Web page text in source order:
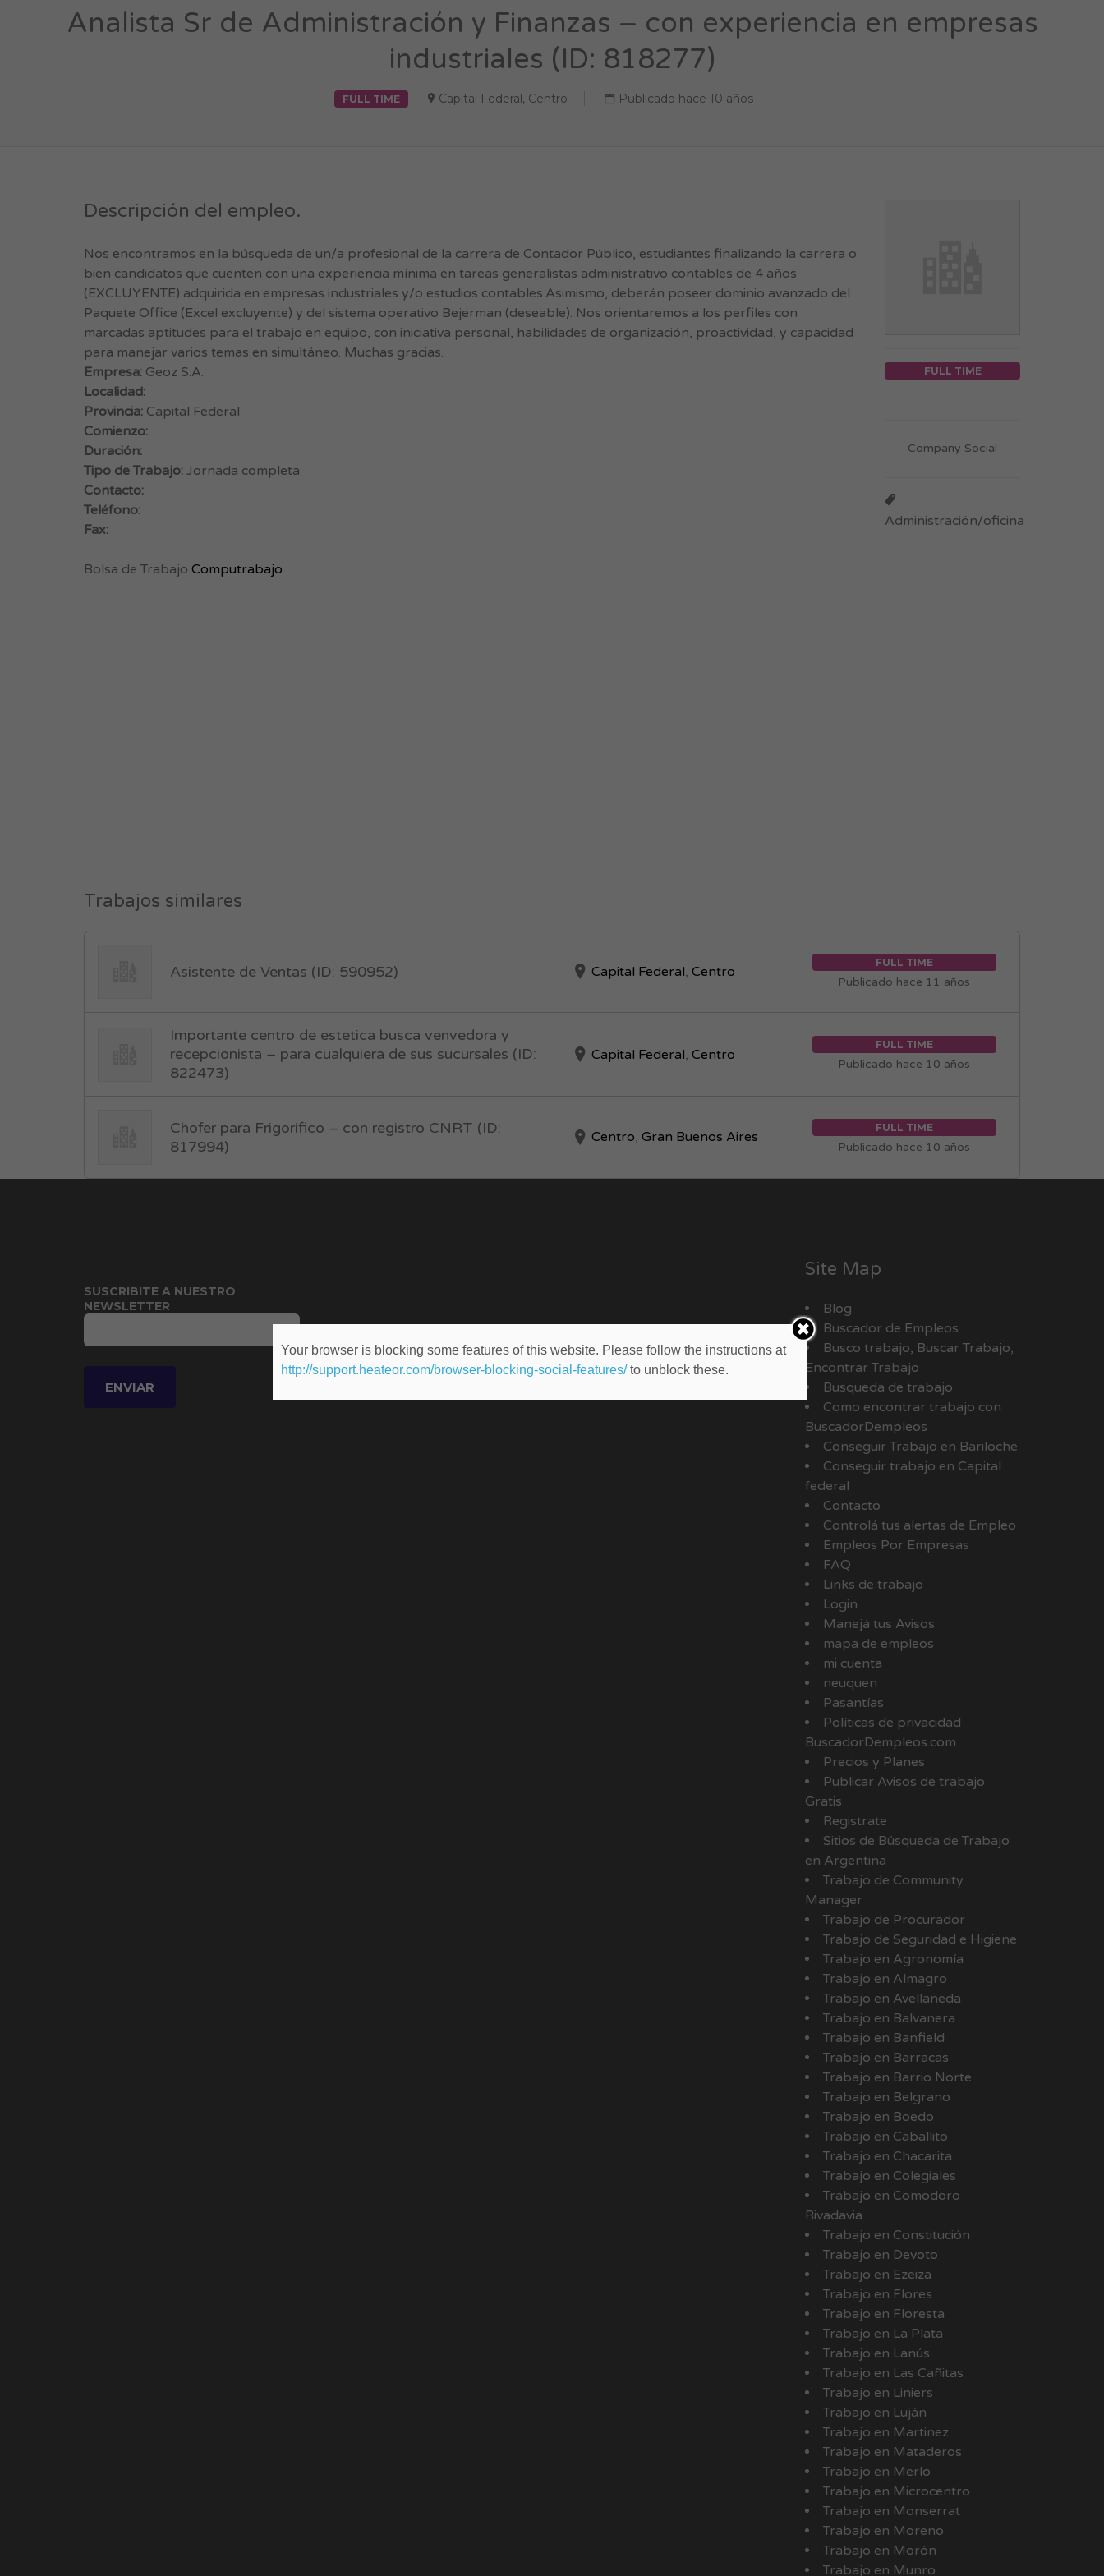
Analista Sr de Administración y Finanzas – con experiencia en empresas
industriales (ID: 818277)
FULL TIME Capital Federal, Centro Publicado hace 10 años
Descripción del empleo.
Nos encontramos en la búsqueda de un/a profesional de la carrera de Contador Público, estudiantes finalizando la carrera o
bien candidatos que cuenten con una experiencia mínima en tareas generalistas administrativo contables de 4 años
(EXCLUYENTE) adquirida en empresas industriales y/o estudios contables.Asimismo, deberán poseer dominio avanzado del
Paquete Office (Excel excluyente) y del sistema operativo Bejerman (deseable). Nos orientaremos a los perfiles con
marcadas aptitudes para el trabajo en equipo, con iniciativa personal, habilidades de organización, proactividad, y capacidad
para manejar varios temas en simultáneo. Muchas gracias.
Empresa: Geoz S.A.
Localidad:
Provincia: Capital Federal
Comienzo:
Duración:
Tipo de Trabajo: Jornada completa
Contacto:
Teléfono:
Fax:
Bolsa de Trabajo Computrabajo
FULL TIME
Company Social
Administración/oficina
Trabajos similares
Asistente de Ventas (ID: 590952) Capital Federal, Centro
FULL TIME
Publicado hace 11 años
Importante centro de estetica busca venvedora y
recepcionista – para cualquiera de sus sucursales (ID:
822473)
Capital Federal, Centro
FULL TIME
Publicado hace 10 años
Chofer para Frigorifico – con registro CNRT (ID:
817994)
Centro, Gran Buenos Aires
FULL TIME
Publicado hace 10 años
SUSCRIBITE A NUESTRO
NEWSLETTER
Site Map
Blog
Buscador de Empleos
Busco trabajo, Buscar Trabajo,
Encontrar Trabajo
Busqueda de trabajo
Como encontrar trabajo con
BuscadorDempleos
Conseguir Trabajo en Bariloche
Conseguir trabajo en Capital
federal
Contacto
Controlá tus alertas de Empleo
Empleos Por Empresas
FAQ
Links de trabajo
Login
Manejá tus Avisos
mapa de empleos
mi cuenta
neuquen
Pasantías
Políticas de privacidad
BuscadorDempleos.com
Precios y Planes
Publicar Avisos de trabajo
Gratis
Registrate
Sitios de Búsqueda de Trabajo
en Argentina
Trabajo de Community
Manager
Trabajo de Procurador
Trabajo de Seguridad e Higiene
Trabajo en Agronomía
Trabajo en Almagro
Trabajo en Avellaneda
Trabajo en Balvanera
Trabajo en Banfield
Trabajo en Barracas
Trabajo en Barrio Norte
Trabajo en Belgrano
Trabajo en Boedo
Trabajo en Caballito
Trabajo en Chacarita
Trabajo en Colegiales
Trabajo en Comodoro
Rivadavia
Trabajo en Constitución
Trabajo en Devoto
Trabajo en Ezeiza
Trabajo en Flores
Trabajo en Floresta
Trabajo en La Plata
Trabajo en Lanús
Trabajo en Las Cañitas
Trabajo en Liniers
Trabajo en Luján
Trabajo en Martinez
Trabajo en Mataderos
Trabajo en Merlo
Trabajo en Microcentro
Trabajo en Monserrat
Trabajo en Moreno
Trabajo en Morón
Trabajo en Munro
Your browser is blocking some features of this website. Please follow the instructions at
http://support.heateor.com/browser-blocking-social-features/to unblock these.